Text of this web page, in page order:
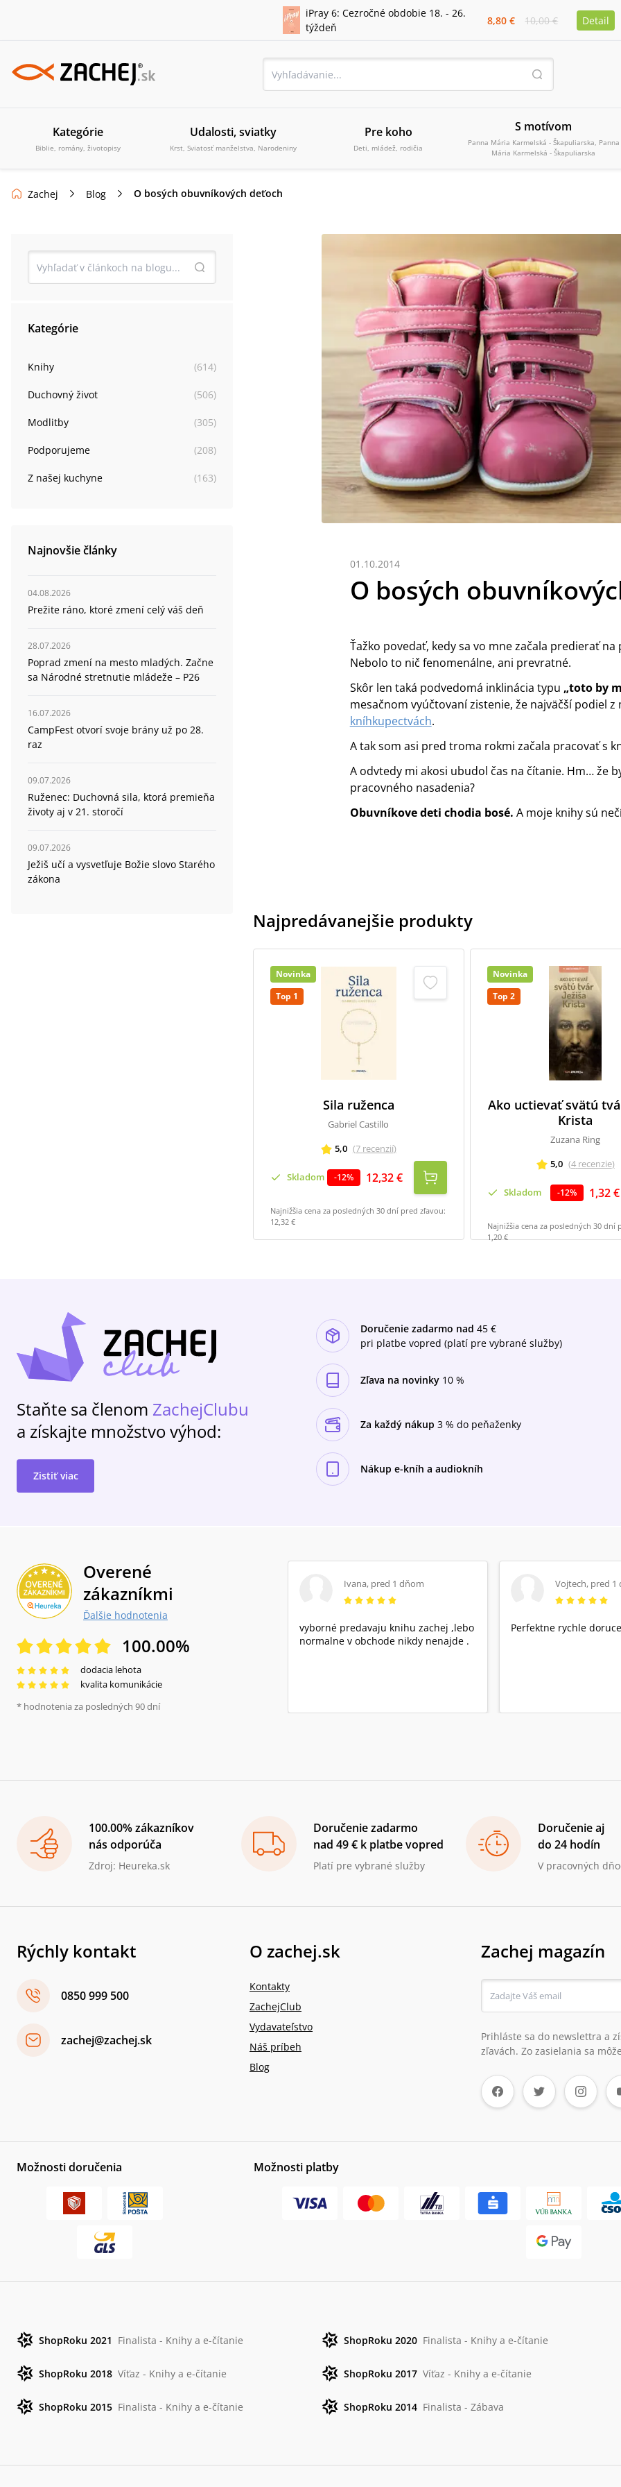
iPray 6: Cezročné obdobie 18. - 26.
týždeň
8,80 € 10,00 € Detail
Kategórie
Biblie, romány, životopisy
Udalosti, sviatky
Krst, Sviatosť manželstva, Narodeniny
Pre koho
Deti, mládež, rodičia
S motívom
Panna Mária Karmelská - Škapuliarska, Panna
Mária Karmelská - Škapuliarska
Zachej Blog O bosých obuvníkových deťoch
Kategórie
Knihy (614)
Duchovný život (506)
Modlitby (305)
Podporujeme (208)
Z našej kuchyne (163)
Najnovšie články
04.08.2026
Prežite ráno, ktoré zmení celý váš deň
28.07.2026
Poprad zmení na mesto mladých. Začne
sa Národné stretnutie mládeže – P26
16.07.2026
CampFest otvorí svoje brány už po 28.
raz
09.07.2026
Ruženec: Duchovná sila, ktorá premieňa
životy aj v 21. storočí
09.07.2026
Ježiš učí a vysvetľuje Božie slovo Starého
zákona
01.10.2014
O bosých
Ťažko povedať, kedy sa vo mne začala predierať na
Nebolo to nič fenomenálne, ani prevratné.
Skôr len taká podvedomá inklinácia typu „toto by
mesačnom vyúčtovaní zistenie, že najväčší podiel z
kníhkupectvách.
A tak som asi pred troma rokmi začala pracovať s
A odvtedy mi akosi ubudol čas na čítanie. Hm… že
pracovného nasadenia?
Obuvníkove deti chodia bosé. A moje knihy sú
Najpredávanejšie produkty
Novinka
Top 1
Sila ruženca
Gabriel Castillo
5,0 (7 recenzií)
Skladom -12% 12,32 €
Najnižšia cena za posledných 30 dní pred zľavou:
12,32 €
Novinka
Top 2
Ako uctievať svätú
Krista
Zuzana Ring
5,0 (4 recenzie)
Skladom -12% 1,32 €
Najnižšia cena za posledných 30 dní
1,20 €
Staňte sa členom ZachejClubu
a získajte množstvo výhod:
Zistiť viac
Doručenie zadarmo nad 45 €
pri platbe vopred (platí pre vybrané služby)
Zľava na novinky 10 %
Za každý nákup 3 % do peňaženky
Nákup e-kníh a audiokníh
Overené
zákazníkmi
Ďalšie hodnotenia
100.00%
dodacia lehota
kvalita komunikácie
* hodnotenia za posledných 90 dní
Ivana, pred 1 dňom
vyborné predavaju knihu zachej ,lebo
normalne v obchode nikdy nenajde .
Vojtech, pred 1
Perfektne rychle
100.00% zákazníkov
nás odporúča
Zdroj: Heureka.sk
Doručenie zadarmo
nad 49 € k platbe vopred
Platí pre vybrané služby
Doručenie aj
do 24 hodín
V pracovných
Rýchly kontakt
0850 999 500
zachej@zachej.sk
O zachej.sk
Kontakty
ZachejClub
Vydavateľstvo
Náš príbeh
Blog
Zachej magazín
Prihláste sa do newslettra a
zľavách. Zo zasielania sa
Možnosti doručenia Možnosti platby
ShopRoku 2021 Finalista - Knihy a e-čítanie ShopRoku 2020 Finalista - Knihy a e-čítanie
ShopRoku 2018 Víťaz - Knihy a e-čítanie ShopRoku 2017 Víťaz - Knihy a e-čítanie
ShopRoku 2015 Finalista - Knihy a e-čítanie ShopRoku 2014 Finalista - Zábava